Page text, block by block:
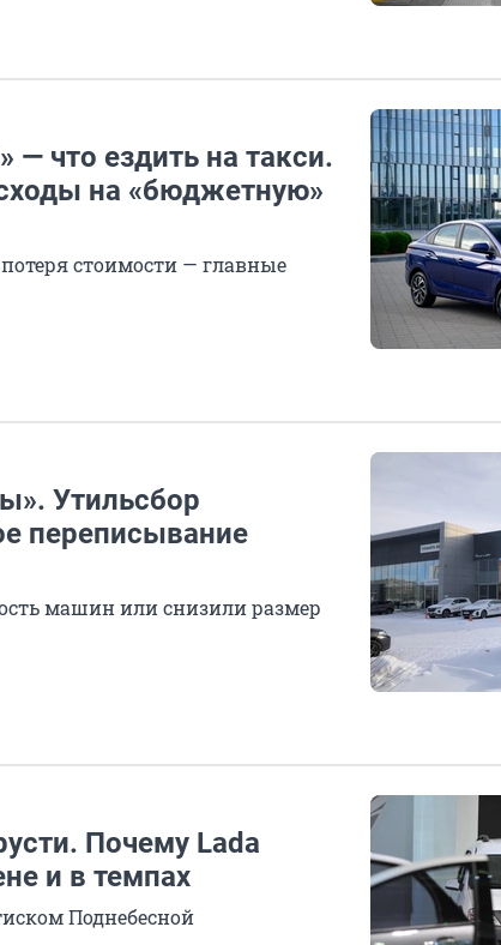
— что ездить на такси.
на «бюджетную»
стоимости — главные
Утильсбор
переписывание
машин или снизили размер
Почему Lada
и в темпах
Поднебесной